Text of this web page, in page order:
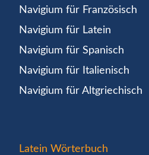
Navigium für Französisch
Navigium für Latein
Navigium für Spanisch
Navigium für Italienisch
Navigium für Altgriechisch
Latein Wörterbuch